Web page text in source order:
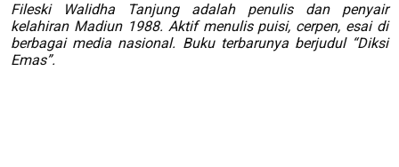
Fileski Walidha Tanjung adalah penulis dan penyair
kelahiran Madiun 1988. Aktif menulis puisi, cerpen, esai di
berbagai media nasional. Buku terbarunya berjudul “Diksi
Emas”.